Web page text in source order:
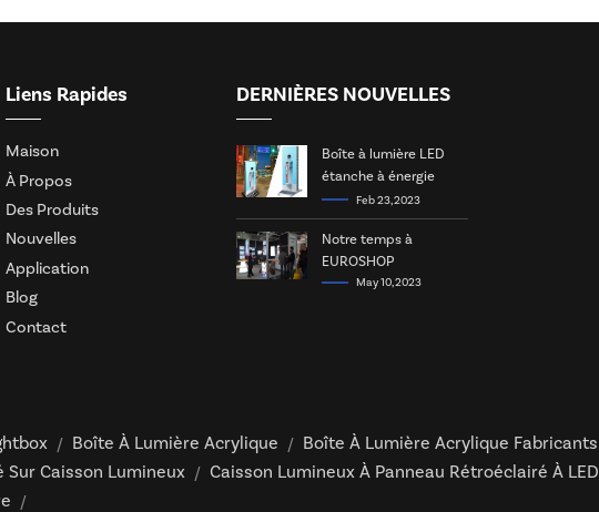
Liens Rapides
Maison
À Propos
Des Produits
Nouvelles
Application
Blog
Contact
DERNIÈRES NOUVELLES
Boîte à lumière LED
étanche à énergie
solaireFeb 23, 2023
Notre temps à
EUROSHOP
May 10, 2023
/ Boîte À Lumière Acrylique / Boîte À Lumière Acrylique Fabricants
Sur Caisson Lumineux / Caisson Lumineux À Panneau Rétroéclairé À LED
/